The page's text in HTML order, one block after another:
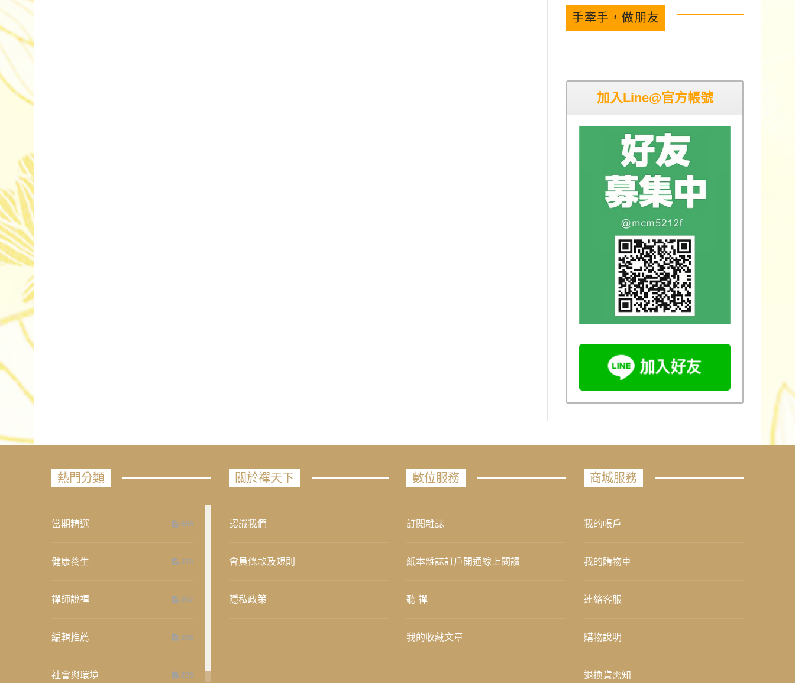
手牽手，做朋友
加入Line@官方帳號
熱門分類
當期精選 658
健康養生 276
禪師說禪 267
編輯推薦 236
社會與環境 235
關於禪天下
認識我們
會員條款及規則
隱私政策
數位服務
訂閱雜誌
紙本雜誌訂戶開通線上閱讀
聽 禪
我的收藏文章
商城服務
我的帳戶
我的購物車
連絡客服
購物說明
退換貨需知